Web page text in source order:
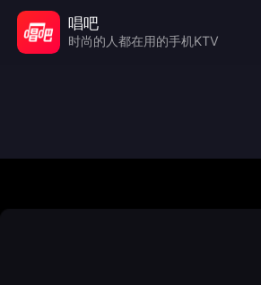
唱吧
时尚的人都在用的手机KTV